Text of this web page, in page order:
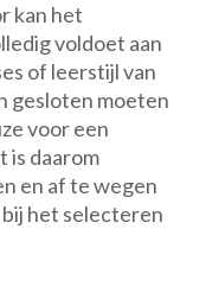
kan het
voldoet aan
of leerstijl van
gesloten moeten
voor een
is daarom
en af te wegen
het selecteren